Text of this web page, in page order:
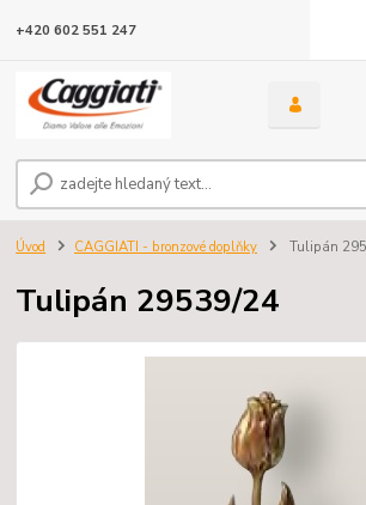
+420 602 551 247
Úvod CAGGIATI - bronzové doplňky Tulipán
Tulipán 29539/24